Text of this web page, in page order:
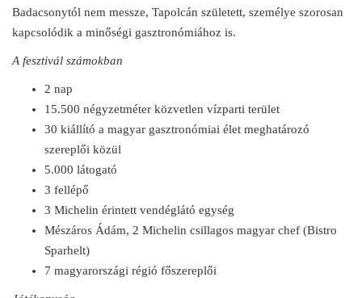
Badacsonytól nem messze, Tapolcán született, személye szorosan
kapcsolódik a minőségi gasztronómiához is.
A fesztivál számokban
2 nap
15.500 négyzetméter közvetlen vízparti terület
30 kiállító a magyar gasztronómiai élet meghatározó
szereplői közül
5.000 látogató
3 fellépő
3 Michelin érintett vendéglátó egység
Mészáros Ádám, 2 Michelin csillagos magyar chef (Bistro
Sparhelt)
7 magyarországi régió főszereplői